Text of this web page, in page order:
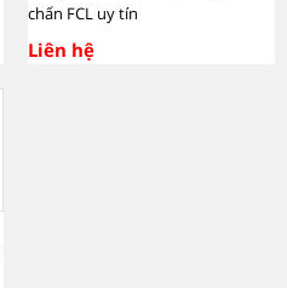
chấn FCL uy tín
Liên hệ